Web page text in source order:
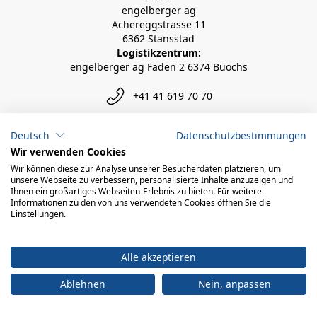
engelberger ag
Achereggstrasse 11
6362 Stansstad
Logistikzentrum:
engelberger ag Faden 2 6374 Buochs
+41 41 619 70 70
info@engelberger.ch
© 2026 engelberger ag
powered by polynorm
Deutsch
Datenschutzbestimmungen
Wir verwenden Cookies
Wir können diese zur Analyse unserer Besucherdaten platzieren, um
unsere Webseite zu verbessern, personalisierte Inhalte anzuzeigen und
Ihnen ein großartiges Webseiten-Erlebnis zu bieten. Für weitere
Informationen zu den von uns verwendeten Cookies öffnen Sie die
Einstellungen.
Alle akzeptieren
Ablehnen
Nein, anpassen